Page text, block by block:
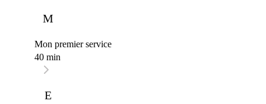
M
Mon premier service
40 min
E